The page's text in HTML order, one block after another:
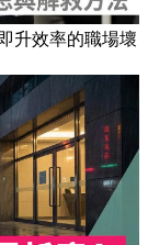
升效率的職場壞